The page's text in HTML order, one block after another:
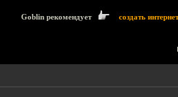
Goblin рекомендует создать